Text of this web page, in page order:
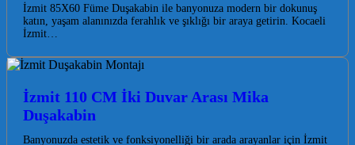
İzmit 85X60 Füme Duşakabin ile banyonuza modern bir dokunuş
katın, yaşam alanınızda ferahlık ve şıklığı bir araya getirin. Kocaeli
İzmit…
İzmit 110 CM İki Duvar Arası Mika
Duşakabin
Banyonuzda estetik ve fonksiyonelliği bir arada arayanlar için İzmit